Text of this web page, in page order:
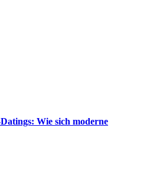
Wie sich moderne